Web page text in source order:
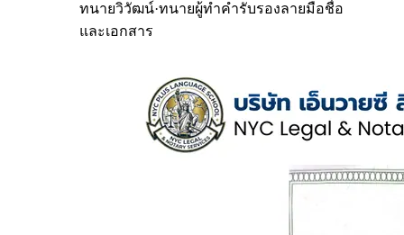
ทนายวิวัฒน์·ทนายผู้ทำคำรับรองลายมือชื่อ
และเอกสาร